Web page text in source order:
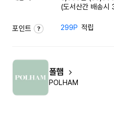
(도서산간 배송
포인트 299P 적립
폴햄
POLHAM